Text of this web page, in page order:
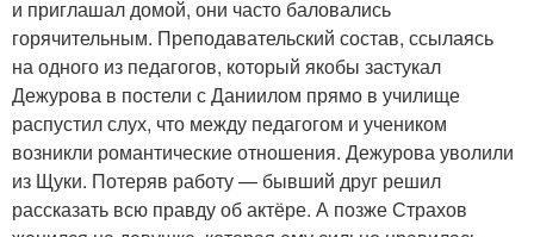
и приглашал домой, они часто баловались
горячительным. Преподавательский состав, ссылаясь
на одного из педагогов, который якобы застукал
Дежурова в постели с Даниилом прямо в училище
распустил слух, что между педагогом и учеником
возникли романтические отношения. Дежурова уволили
из Щуки. Потеряв работу — бывший друг решил
рассказать всю правду об актёре. А позже Страхов